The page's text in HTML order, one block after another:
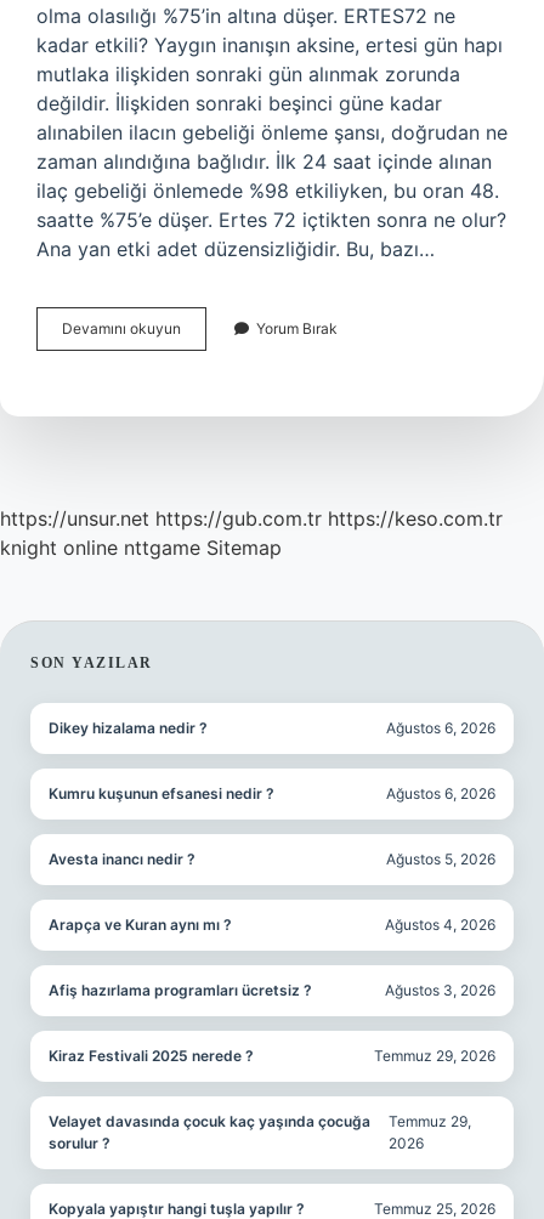
olma olasılığı %75’in altına düşer. ERTES72 ne
kadar etkili? Yaygın inanışın aksine, ertesi gün hapı
mutlaka ilişkiden sonraki gün alınmak zorunda
değildir. İlişkiden sonraki beşinci güne kadar
alınabilen ilacın gebeliği önleme şansı, doğrudan ne
zaman alındığına bağlıdır. İlk 24 saat içinde alınan
ilaç gebeliği önlemede %98 etkiliyken, bu oran 48.
saatte %75’e düşer. Ertes 72 içtikten sonra ne olur?
Ana yan etki adet düzensizliğidir. Bu, bazı…
Devamını okuyun
72
Yorum Bırak
https://unsur.net https://gub.com.tr https://keso.com.tr
knight online nttgame Sitemap
SIDEBAR
SON YAZILAR
Dikey hizalama nedir ? Ağustos 6, 2026
Kumru kuşunun efsanesi nedir ? Ağustos 6, 2026
Avesta inancı nedir ? Ağustos 5, 2026
Arapça ve Kuran aynı mı ? Ağustos 4, 2026
Afiş hazırlama programları ücretsiz ? Ağustos 3, 2026
Kiraz Festivali 2025 nerede ? Temmuz 29, 2026
Velayet davasında çocuk kaç yaşında çocuğa
sorulur ?
Temmuz 29,
2026
Kopyala yapıştır hangi tuşla yapılır ? Temmuz 25, 2026